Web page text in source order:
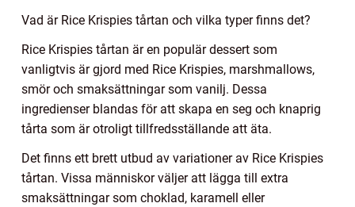
Vad är Rice Krispies tårtan och vilka typer finns det?
Rice Krispies tårtan är en populär dessert som
vanligtvis är gjord med Rice Krispies, marshmallows,
smör och smaksättningar som vanilj. Dessa
ingredienser blandas för att skapa en seg och knaprig
tårta som är otroligt tillfredsställande att äta.
Det finns ett brett utbud av variationer av Rice Krispies
tårtan. Vissa människor väljer att lägga till extra
smaksättningar som choklad, karamell eller